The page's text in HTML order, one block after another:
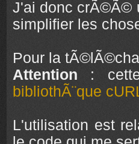
J'ai donc crÃ©Ã©
simplifier les
Pour la
Attention :
bibliothÃ¨que
L'utilisation est